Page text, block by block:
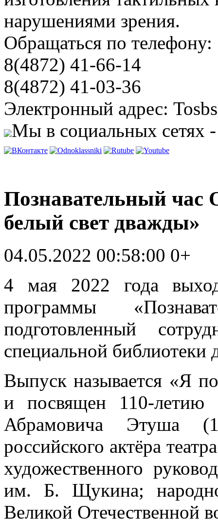
нарушениями зрения.
Обращаться по телефону:
8(4872) 41-66-14
8(4872) 41-03-36
Электронный адрес:
Мы в социальных сетях
Познавательный
белый свет дважды»
04.05.2022 00:58:00 0+
4 мая 2022 года
программы
подготовленный
специальной библиотеки
Выпуск называется «Я
и посвящен 110-летию
Абрамовича Этуша
российского актёра
художественного
им. Б. Щукина;
Великой Отечественной